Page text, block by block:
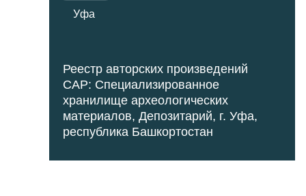
Уфа
Реестр авторских произведений
САР: Cпециализированное
хранилище археологических
материалов, Депозитарий, г. Уфа,
республика Башкортостан